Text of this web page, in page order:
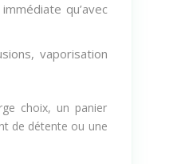
qu’avec
vaporisation
choix, un panier
de détente ou une